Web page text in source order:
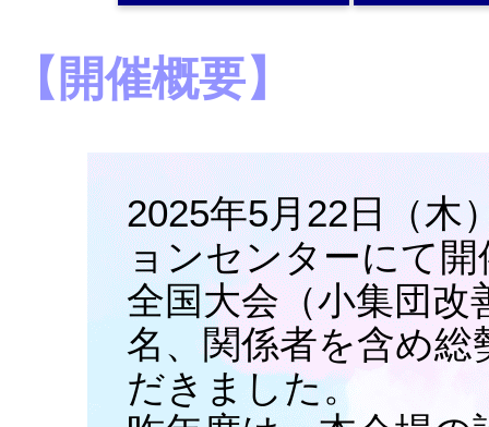
【開催概要】
2025年5月22日（木
ョンセンターにて
全国大会（小集団改
名、関係者を含め
だきました。